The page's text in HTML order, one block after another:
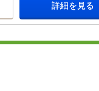
詳細を見る